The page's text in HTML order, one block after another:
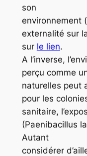
son
environnement
externalité sur
sur le lien.
A l’inverse,
perçu comme
naturelles peut
pour les
sanitaire,
(Paenibacillus
Autant
considérer